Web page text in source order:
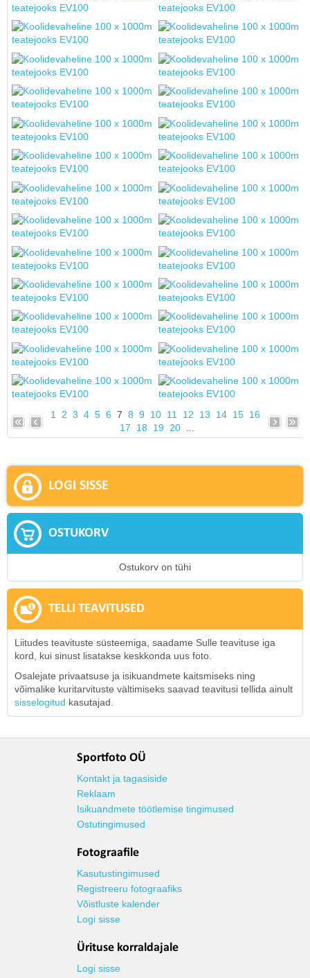
1 2 3 4 5 6 7 8 9 10 11 12 13 14 15 16
17
18 19 20...
LOGI SISSE
OSTUKORV
Ostukorv on tühi
TELLI TEAVITUSED
Liitudes teavituste süsteemiga, saadame Sulle teavituse iga
kord, kui sinust lisatakse keskkonda uus foto.
Osalejate privaatsuse ja isikuandmete kaitsmiseks ning
võimalike kuritarvituste vältimiseks saavad teavitusi tellida ainult
sisselogitud kasutajad.
Sportfoto OÜ
Kontakt ja tagasiside
Reklaam
Isikuandmete töötlemise tingimused
Ostutingimused
Fotograafile
Kasutustingimused
Registreeru fotograafiks
Võistluste kalender
Logi sisse
Ürituse korraldajale
Logi sisse